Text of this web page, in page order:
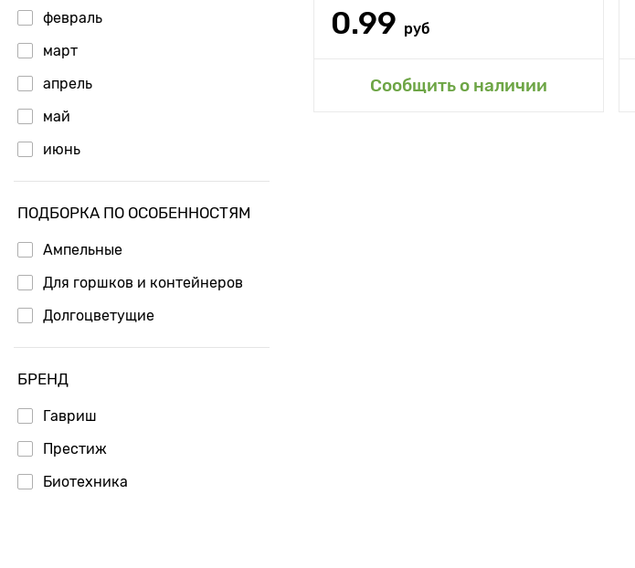
февраль
март
апрель
май
июнь
ПОДБОРКА ПО ОСОБЕННОСТЯМ
Ампельные
Для горшков и контейнеров
Долгоцветущие
БРЕНД
Гавриш
Престиж
Биотехника
0.99 руб
Сообщить о наличии
Добавить в мой сад